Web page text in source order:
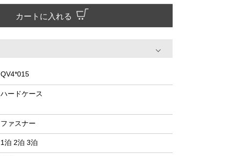
カートに入れる
QV4*015
ハードケース
ファスナー
1泊 2泊 3泊